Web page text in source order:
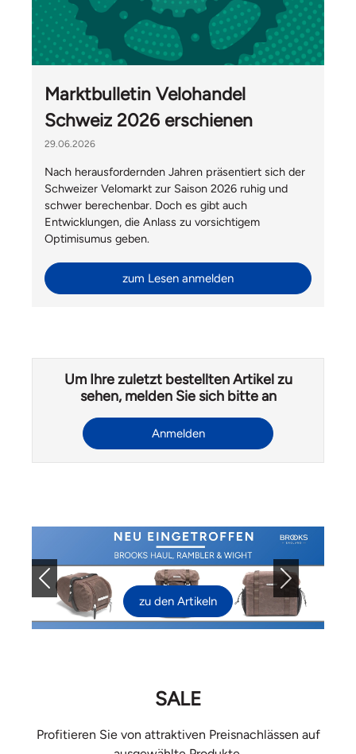
Marktbulletin Velohandel
Schweiz 2026 erschienen
29.06.2026
Nach herausfordernden Jahren präsentiert sich der
Schweizer Velomarkt zur Saison 2026 ruhig und
schwer berechenbar. Doch es gibt auch
Entwicklungen, die Anlass zu vorsichtigem
Optimisumus geben.
zum Lesen anmelden
Um Ihre zuletzt bestellten Artikel zu
sehen, melden Sie sich bitte an
Anmelden
zu den Artikeln
Previous Next
SALE
Profitieren Sie von attraktiven Preisnachlässen auf